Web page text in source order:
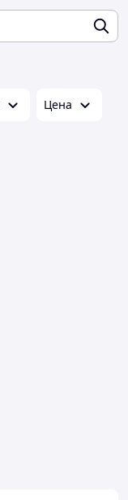
Цена